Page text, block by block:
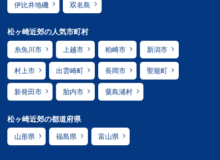
伊比井地磯 双名島
松ヶ崎近郊の人気市町村
糸魚川市 上越市 柏崎市 新潟市
村上市 出雲崎町 長岡市 聖籠町
新発田市 胎内市 粟島浦村
松ヶ崎近郊の都道府県
山形県 福島県 富山県